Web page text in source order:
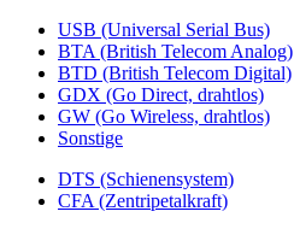
USB (Universal Serial Bus)
BTA (British Telecom Analog)
BTD (British Telecom Digital)
GDX (Go Direct, drahtlos)
GW (Go Wireless, drahtlos)
Sonstige
DTS (Schienensystem)
CFA (Zentripetalkraft)